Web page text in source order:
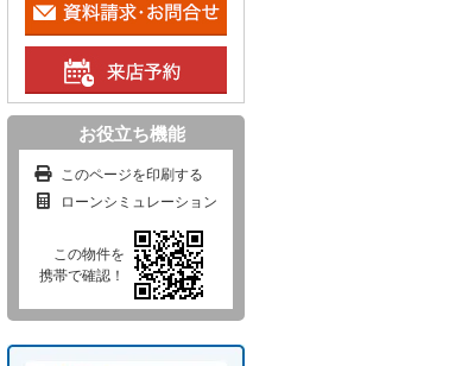
お役立ち機能
このページを印刷する
ローンシミュレーション
この物件を
携帯で確認！